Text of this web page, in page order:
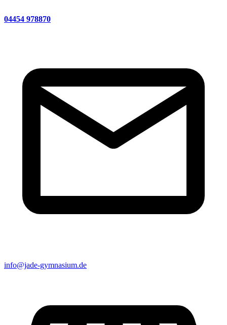
04454 978870
info@jade-gymnasium.de